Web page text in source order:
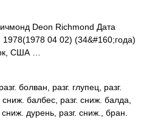
Deon Richmond Дата
04 02) (34&#160;года)
США …
болван, разг. глупец, разг.
балбес, разг. сниж. балда,
дурень, разг. сниж., бран.